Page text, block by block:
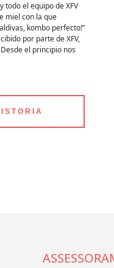
todo el equipo de XFV
miel con la que
kombo perfecto!”
por parte de XFV,
el principio nos